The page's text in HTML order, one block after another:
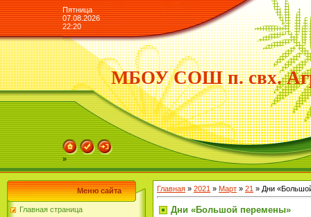
Пятница
07.08.2026
22:20
МБОУ СОШ п. свх.
»
Меню сайта
Главная страница
Главная » 2021 » Март » 21 » Дни
Дни «Большой перемены»